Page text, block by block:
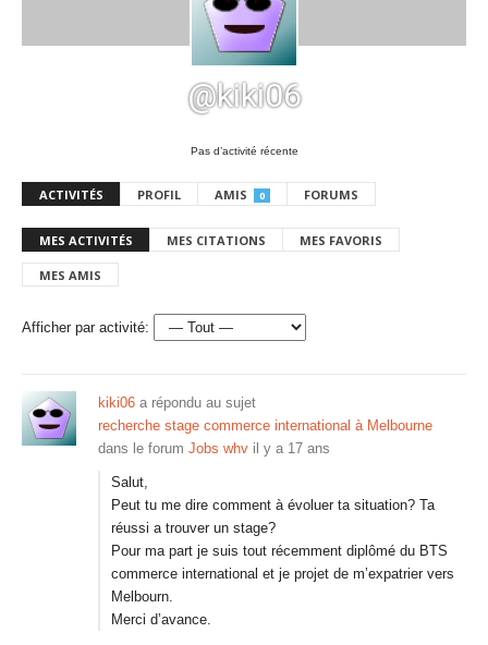
@kiki06
Pas d’activité récente
ACTIVITÉS PROFIL AMIS 0 FORUMS
MES ACTIVITÉS MES CITATIONS MES FAVORIS
MES AMIS
Afficher par activité:
kiki06 a répondu au sujet
recherche stage commerce international à Melbourne
dans le forum Jobs whv il y a 17 ans
Salut,
Peut tu me dire comment à évoluer ta situation? Ta
réussi a trouver un stage?
Pour ma part je suis tout récemment diplômé du BTS
commerce international et je projet de m’expatrier vers
Melbourn.
Merci d’avance.